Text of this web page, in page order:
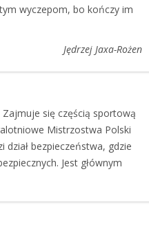
wyczepom, bo kończy im
Jędrzej Jaxa-Rożen
Zajmuje się częścią sportową
Mistrzostwa Polski
dział bezpieczeństwa, gdzie
Jest głównym